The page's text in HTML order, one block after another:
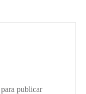
para publicar